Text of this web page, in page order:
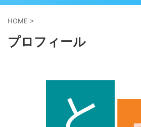
HOME >
プロフィール